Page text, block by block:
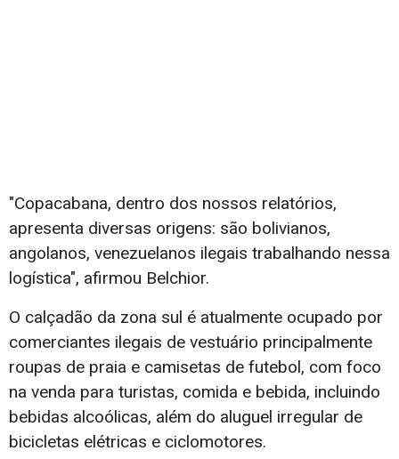
"Copacabana, dentro dos nossos relatórios,
apresenta diversas origens: são bolivianos,
angolanos, venezuelanos ilegais trabalhando nessa
logística", afirmou Belchior.
O calçadão da zona sul é atualmente ocupado por
comerciantes ilegais de vestuário principalmente
roupas de praia e camisetas de futebol, com foco
na venda para turistas, comida e bebida, incluindo
bebidas alcoólicas, além do aluguel irregular de
bicicletas elétricas e ciclomotores.